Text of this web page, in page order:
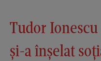
Tudor
și-a înșelat